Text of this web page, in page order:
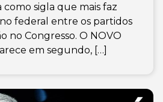
como sigla que mais faz
federal entre os partidos
no Congresso. O NOVO
em segundo, […]